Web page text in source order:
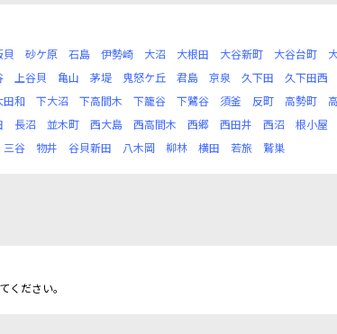
貝 砂ケ原 石島 伊勢崎 大沼 大根田 大谷新町 大谷台町
上谷貝 亀山 茅堤 鬼怒ケ丘 君島 京泉 久下田 久下田西
田和 下大沼 下高間木 下籠谷 下鷺谷 須釜 反町 高勢町
長沼 並木町 西大島 西高間木 西郷 西田井 西沼 根小屋
三谷 物井 谷貝新田 八木岡 柳林 横田 若旅 鷲巣
ださい。